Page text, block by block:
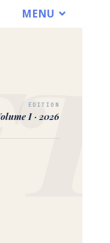
MENU
ÉDITION
I · 2026